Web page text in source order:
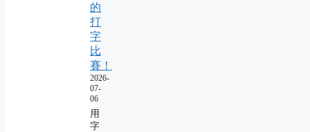
的
打
字
比
賽！
2026-
07-
06
用
字